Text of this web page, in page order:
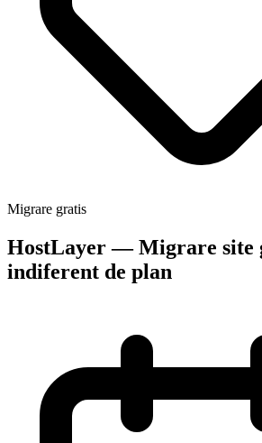
Migrare gratis
HostLayer — Migrare site
indiferent de plan